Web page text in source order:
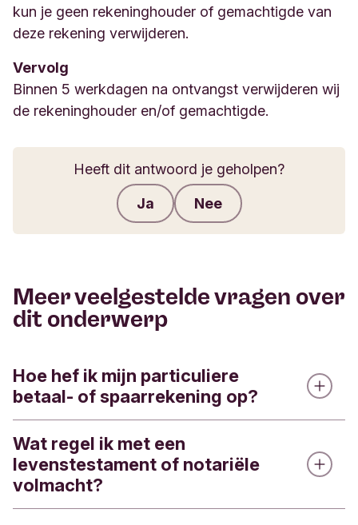
kun je geen rekeninghouder of gemachtigde van
deze rekening verwijderen.
Vervolg
Binnen 5 werkdagen na ontvangst verwijderen wij
de rekeninghouder en/of gemachtigde.
Heeft dit antwoord je geholpen?
Ja Nee
Meer veelgestelde vragen over
dit onderwerp
Hoe hef ik mijn particuliere
betaal- of spaarrekening op?
Je heft een betaalrekening of spaarrekening het
makkelijkst op via onze app.
Wat regel ik met een
levenstestament of notariële
volmacht?